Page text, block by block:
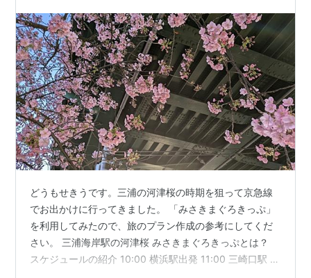
どうもせきうです。三浦の河津桜の時期を狙って京急線
でお出かけに行ってきました。 「みさきまぐろきっぷ」
を利用してみたので、旅のプラン作成の参考にしてくだ
さい。 三浦海岸駅の河津桜 みさきまぐろきっぷとは？
スケジュールの紹介 10:00 横浜駅出発 11:00 三崎口駅 到